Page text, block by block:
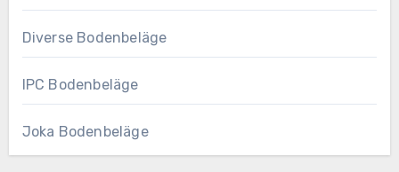
Diverse Bodenbeläge
IPC Bodenbeläge
Joka Bodenbeläge